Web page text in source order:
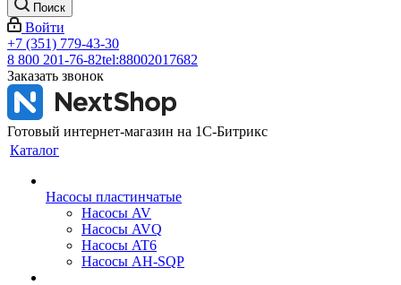
Поиск
Войти
+7 (351) 779-43-30
8 800 201-76-82tel:88002017682
Заказать звонок
Готовый интернет-магазин на 1С-Битрикс
Каталог
Насосы пластинчатые
Насосы AV
Насосы AVQ
Насосы AT6
Насосы AH-SQP